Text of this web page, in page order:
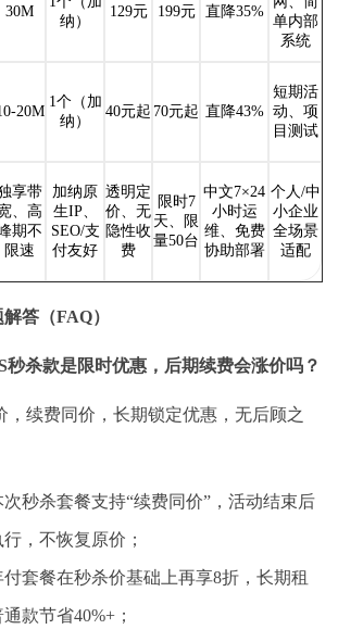
30M
纳）
129元 199元 直降35%
单内部
系统
20M
1个（加
纳）
40元起 70元起 直降43%
短期活
动、项
目测试
享带
、高
期不
限速
加纳原
生IP、
SEO/支
付友好
透明定
价、无
隐性收
费
限时7
天、限
量50台
中文7×24
小时运
维、免费
协助部署
个人/中
小企业
全场景
适配
答（FAQ）
秒杀款是限时优惠，后期续费会涨价吗？
，续费同价，长期锁定优惠，无后顾之
秒杀套餐支持“续费同价”，活动结束后
，不恢复原价；
套餐在秒杀价基础上再享8折，长期租
款节省40%+；